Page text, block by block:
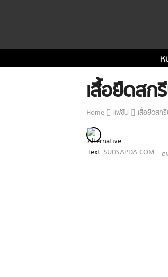
เสื้อยืดส
Home แฟชั่น เสื้อยืดสก
SUDSAPDA.COM